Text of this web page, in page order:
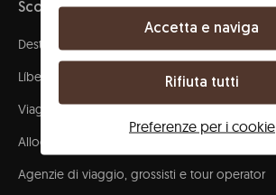
Scopri
Destinazioni
Líbere community
Viaggi aziendali
Alloggio per gruppi
Agenzie di viaggio, grossisti e tour operator
Accetta e naviga
Rifiuta tutti
Preferenze per i cookie